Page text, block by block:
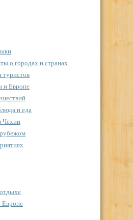
о городах и странах
туристов
и Европе
и еда
Чехии
Европе